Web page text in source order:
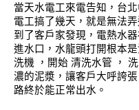
當天水電工來電告知，台
電工搞了幾天，就是無法
到了客戶家發現，電熱水
進水口，水龍頭打開根本
洗機 ，開始 清洗水管 ，
濃的泥漿，讓客戶大呼誇
路終於能正常出水。